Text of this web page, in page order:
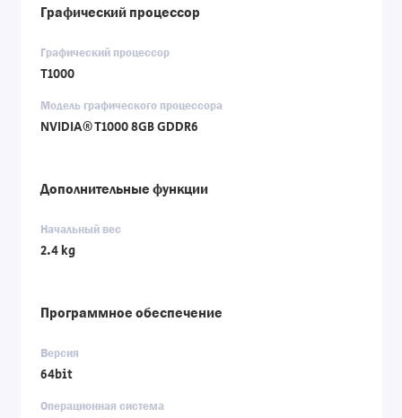
Графический процессор
Графический процессор
T1000
Модель графического процессора
NVIDIA® T1000 8GB GDDR6
Дополнительные функции
Начальный вес
2.4 kg
Программное обеспечение
Версия
64bit
Операционная система